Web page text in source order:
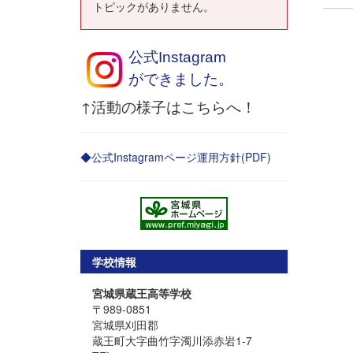
トピックがありません。
公式Instagram
ができました。
↑活動の様子はこちらへ！
◆公式Instagramページ運用方針(PDF)
学校情報
宮城県蔵王高等学校
〒989-0851
宮城県刈田郡
蔵王町大字曲竹字濁川添赤岩1-7